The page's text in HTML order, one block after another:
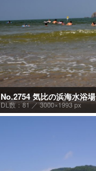
No.2754 気比の浜海水浴場
DL数：81 ／3000×1993 px